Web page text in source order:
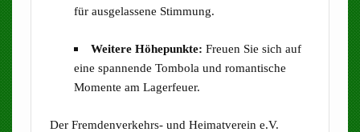
für ausgelassene Stimmung.
Weitere Höhepunkte: Freuen Sie sich auf
eine spannende Tombola und romantische
Momente am Lagerfeuer.
Der Fremdenverkehrs- und Heimatverein e.V.